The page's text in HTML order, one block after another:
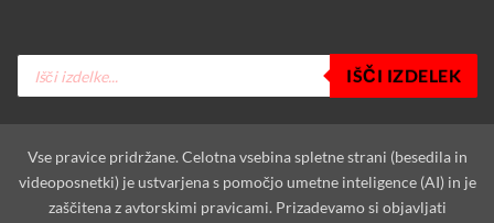
Products
search
IŠČI IZDELEK
Vse pravice pridržane. Celotna vsebina spletne strani (besedila in
videoposnetki) je ustvarjena s pomočjo umetne inteligence (AI) in je
zaščitena z avtorskimi pravicami. Prizadevamo si objavljati